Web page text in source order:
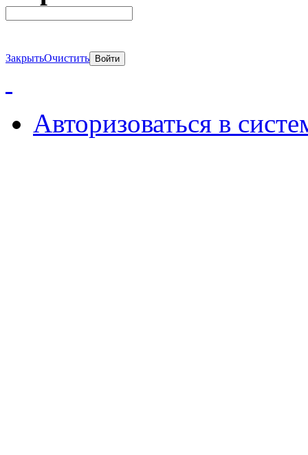
ЗакрытьОчистить
Авторизоваться в